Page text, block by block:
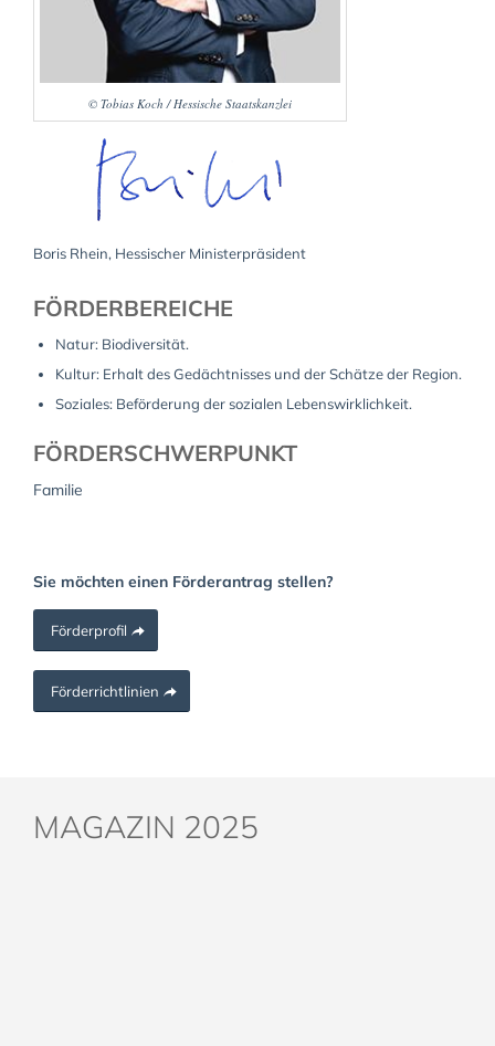
© Tobias Koch / Hessische Staatskanzlei
Boris Rhein, Hessischer Ministerpräsident
FÖRDERBEREICHE
Natur: Biodiversität.
Kultur: Erhalt des Gedächtnisses und der Schätze der Region.
Soziales: Beförderung der sozialen Lebenswirklichkeit.
FÖRDERSCHWERPUNKT
Familie
Sie möchten einen Förderantrag stellen?
Förderprofil
Förderrichtlinien
MAGAZIN 2025